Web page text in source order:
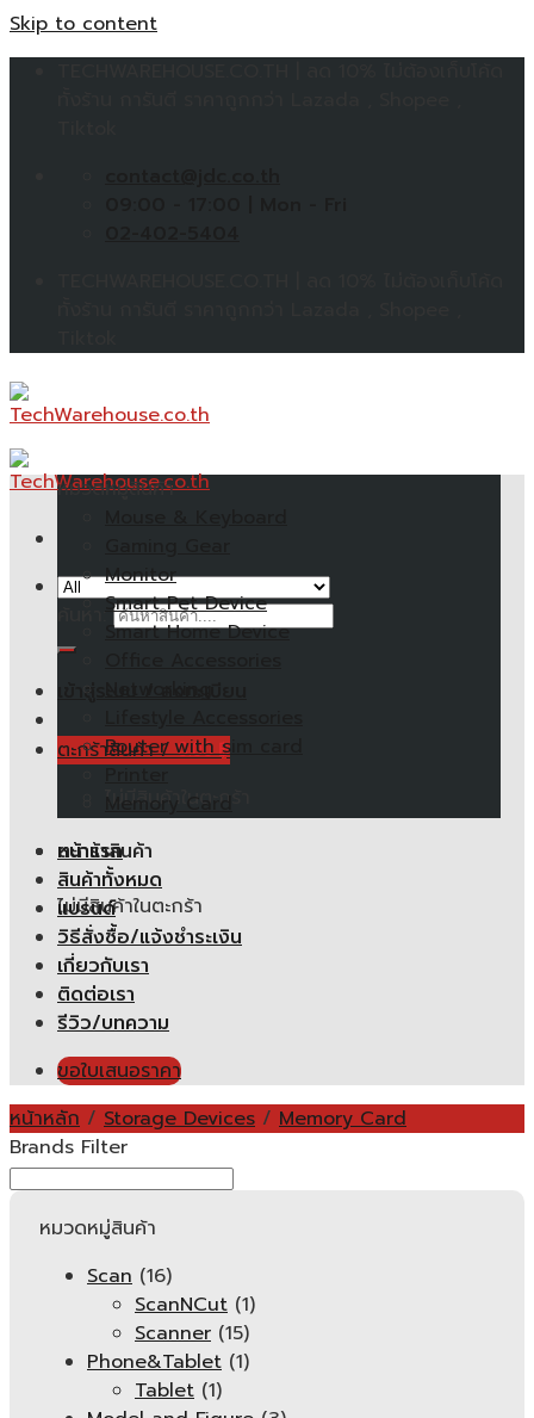
Skip to content
ตะกร้าสินค้า /0.00฿
ไม่มีสินค้าในตะกร้า
ตะกร้าสินค้า
ไม่มีสินค้าในตะกร้า
หมวดหมู่สินค้า
Monitor
Smart Pet Device
Smart Home Device
Router with sim card
Memory Card
หน้าแรก
สินค้าทั้งหมด
แบรนด์
วิธีสั่งซื้อ/แจ้งชำระเงิน
เกี่ยวกับเรา
ติดต่อเรา
รีวิว/บทความ
ขอใบเสนอราคา
หน้าหลัก / Storage Devices / Memory Card
Brands Filter
หมวดหมู่สินค้า
Scan (16)
ScanNCut (1)
Scanner (15)
Phone&Tablet (1)
Tablet (1)